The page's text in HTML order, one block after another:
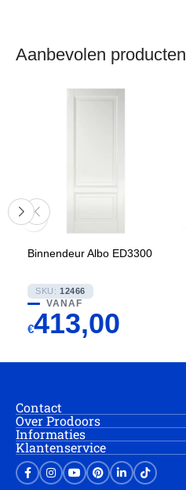
Aanbevolen producten
Binnendeur Albo ED3300
SKU: 12466
VANAF
€413,00
Contact
Over Prodoors
Informaties
Klantenservice